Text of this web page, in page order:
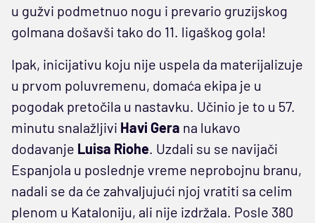
u gužvi podmetnuo nogu i prevario gruzijskog
golmana došavši tako do 11. ligaškog gola!
Ipak, inicijativu koju nije uspela da materijalizuje
u prvom poluvremenu, domaća ekipa je u
pogodak pretočila u nastavku. Učinio je to u 57.
minutu snalažljivi Havi Gera na lukavo
dodavanje Luisa Riohe. Uzdali su se navijači
Espanjola u poslednje vreme neprobojnu branu,
nadali se da će zahvaljujući njoj vratiti sa celim
plenom u Kataloniju, ali nije izdržala. Posle 380